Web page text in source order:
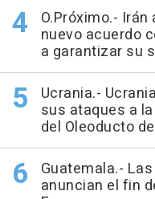
O.Próximo.-
nuevo acuerdo
a garantizar su
Ucrania.-
sus ataques a
del Oleoducto
Guatemala.-
anuncian el fin